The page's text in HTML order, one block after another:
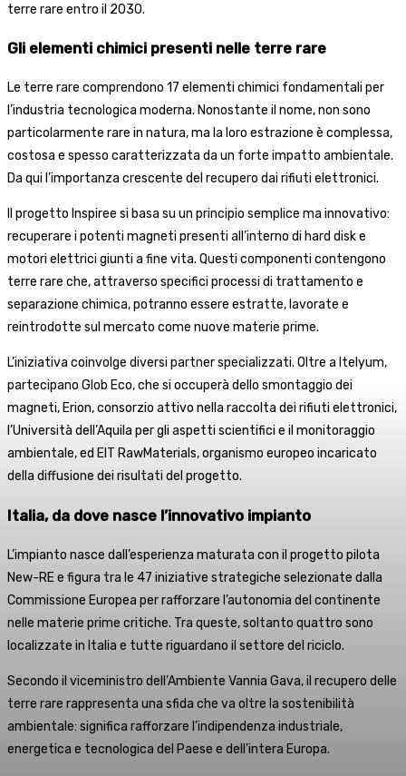
terre rare entro il 2030.
Gli elementi chimici presenti nelle terre rare
Le terre rare comprendono 17 elementi chimici fondamentali per
l’industria tecnologica moderna. Nonostante il nome, non sono
particolarmente rare in natura, ma la loro estrazione è complessa,
costosa e spesso caratterizzata da un forte impatto ambientale.
Da qui l’importanza crescente del recupero dai rifiuti elettronici.
Il progetto Inspiree si basa su un principio semplice ma innovativo:
recuperare i potenti magneti presenti all’interno di hard disk e
motori elettrici giunti a fine vita. Questi componenti contengono
terre rare che, attraverso specifici processi di trattamento e
separazione chimica, potranno essere estratte, lavorate e
reintrodotte sul mercato come nuove materie prime.
L’iniziativa coinvolge diversi partner specializzati. Oltre a Itelyum,
partecipano Glob Eco, che si occuperà dello smontaggio dei
magneti, Erion, consorzio attivo nella raccolta dei rifiuti elettronici,
l’Università dell’Aquila per gli aspetti scientifici e il monitoraggio
ambientale, ed EIT RawMaterials, organismo europeo incaricato
della diffusione dei risultati del progetto.
Italia, da dove nasce l’innovativo impianto
L’impianto nasce dall’esperienza maturata con il progetto pilota
New-RE e figura tra le 47 iniziative strategiche selezionate dalla
Commissione Europea per rafforzare l’autonomia del continente
nelle materie prime critiche. Tra queste, soltanto quattro sono
localizzate in Italia e tutte riguardano il settore del riciclo.
Secondo il viceministro dell’Ambiente Vannia Gava, il recupero delle
terre rare rappresenta una sfida che va oltre la sostenibilità
ambientale: significa rafforzare l’indipendenza industriale,
energetica e tecnologica del Paese e dell’intera Europa.